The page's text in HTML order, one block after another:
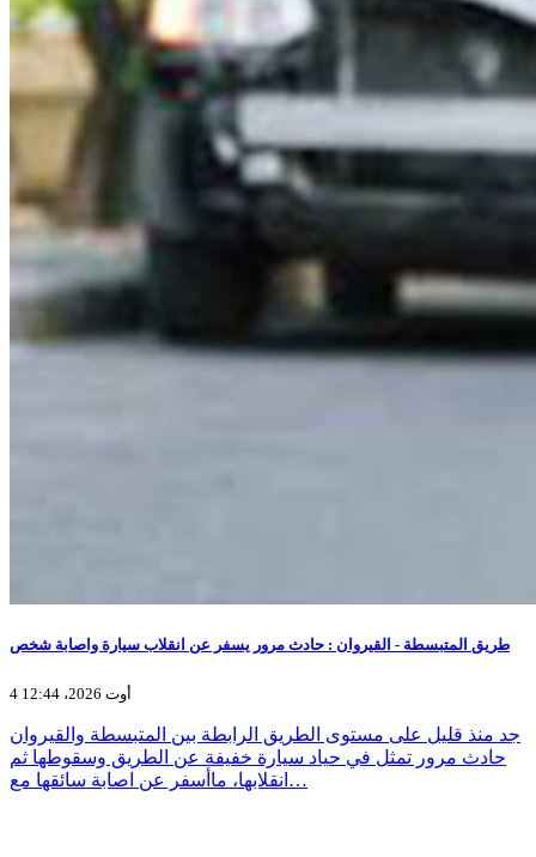
طريق المتبسطة - القيروان : حادث مرور يسفر عن انقلاب سيارة واصابة شخص
4 أوت 2026، 12:44
جد منذ قليل على مستوى الطريق الرابطة بين المتبسطة والقيروان
حادث مرور تمثل في حياد سيارة خفيفة عن الطريق وسقوطها ثم
انقلابها، ماأسفر عن اصابة سائقها مع…